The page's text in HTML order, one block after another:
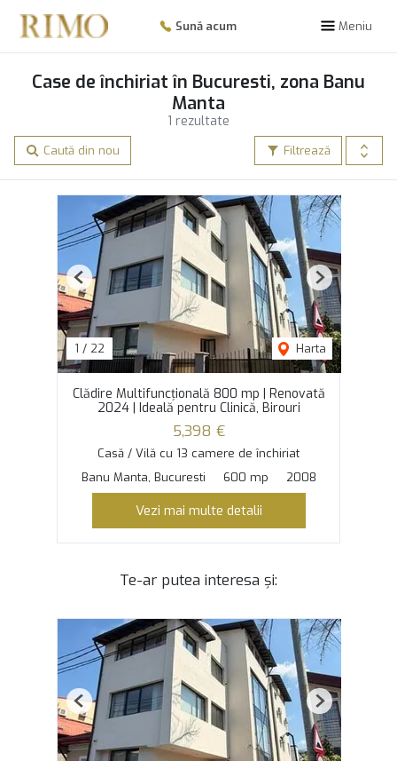
Sună acum Meniu
1 rezultate
Case de închiriat în Bucuresti, zona Banu
Manta
Filtrează
Caută din nou
1 / 22 Harta
Previous Next
Clădire Multifuncțională 800 mp | Renovată
2024 | Ideală pentru Clinică, Birouri
5,398 €
Casă / Vilă cu 13 camere de închiriat
Banu Manta, Bucuresti
600 mp 2008
Vezi mai multe detalii
Te-ar putea interesa și:
Previous Next